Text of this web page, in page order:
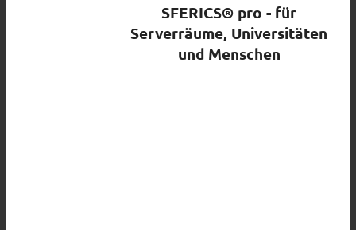
SFERICS® pro - für
Serverräume, Universitäten
und Menschen